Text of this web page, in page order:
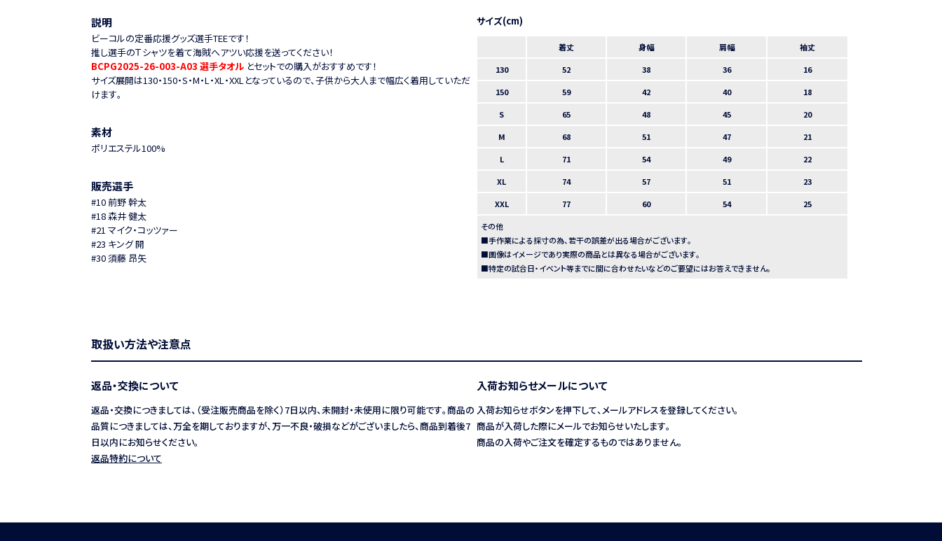
説明
ビーコルの定番応援グッズ選手TEEです！
推し選手のＴシャツを着て海賊へアツい応援を送ってください！
BCPG2025-26-003-A03 選手タオル とセットでの購入がおすすめです！
サイズ展開は130・150・S・M・L・XL・XXLとなっているので、子供から大人まで幅広く着用していただ
けます。
素材
ポリエステル100%
販売選手
#10 前野 幹太
#18 森井 健太
#21 マイク・コッツァー
#23 キング 開
#30 須藤 昂矢
着丈 身幅 肩幅
袖丈
130
52 38 36
16
150
59 42 40
18
S
65 48 45
20
M
68 51 47
21
L
71 54 49
22
XL
74 57 51
23
XXL
77 60 54
25
その他
■手作業による採寸の為、若干の誤差が出る場合がございます。
■画像はイメージであり実際の商品とは異なる場合がございます。
■特定の試合日・イベント等までに間に合わせたいなどのご要望にはお答えできません。
取扱い方法や注意点
返品・交換について
返品・交換につきましては、（受注販売商品を除く）7日以内、未開封・未使用に限り可能です。商品の
品質につきましては、万全を期しておりますが、万一不良・破損などがございましたら、商品到着後7
日以内にお知らせください。
返品特約について
入荷お知らせメールについて
入荷お知らせボタンを押下して、メールアドレスを登録してください。
商品が入荷した際にメールでお知らせいたします。
商品の入荷やご注文を確定するものではありません。